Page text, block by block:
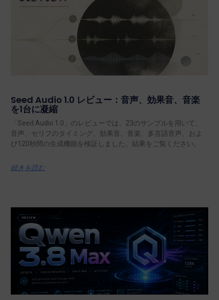
Seed Audio 1.0 レビュー：音声、効果音、音楽
を1台に凝縮
「Seed Audio 1.0」のレビューでは、23のサンプルを用いて、
音声、セリフのタイミング、効果音、音楽、多言語音声、およ
び120秒間の生成機能を検証しました。結果をご覧ください。.
続きを読む